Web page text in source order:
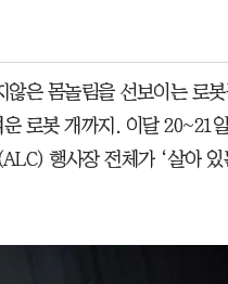
않은 몸놀림을 선보이는 로
로봇 개까지. 이달 20~21
행사장 전체가 ‘살아